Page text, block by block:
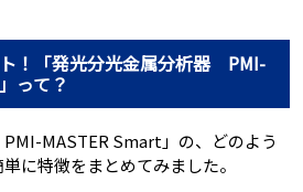
！「発光分光金属分析器 PMI-
って？
MASTER Smart」の、どのよう
に特徴をまとめてみました。